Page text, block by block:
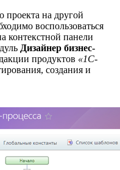
проекта на другой
воспользоваться
контекстной панели
Дизайнер бизнес-
продуктов «1С-
создания и